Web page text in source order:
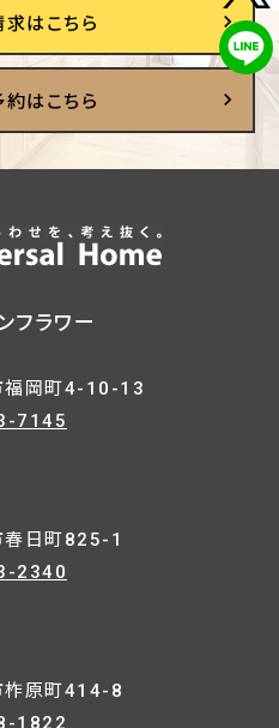
はこちら
はこちら
フラワー
福岡町4-10-13
7145
春日町825-1
2340
柞原町414-8
1822